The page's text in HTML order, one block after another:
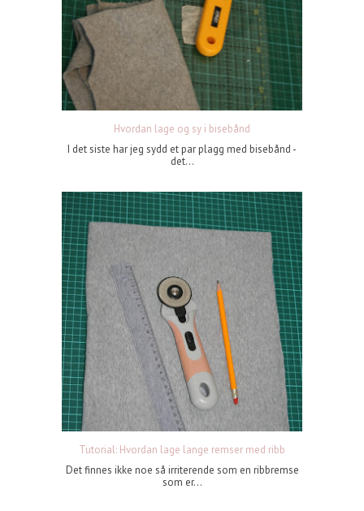
Hvordan lage og sy i bisebånd
I det siste har jeg sydd et par plagg med bisebånd -
det...
Tutorial: Hvordan lage lange remser med ribb
Det finnes ikke noe så irriterende som en ribbremse
som er...